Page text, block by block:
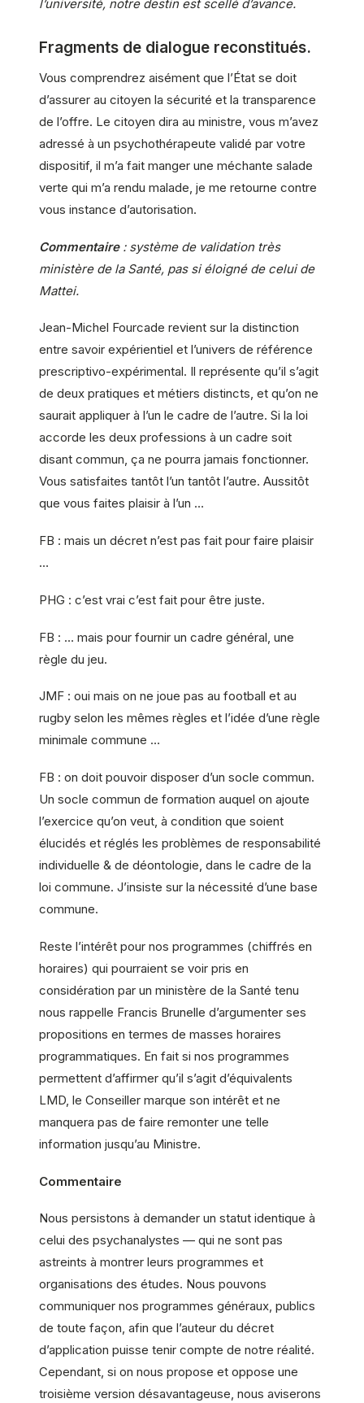
l’université, notre destin est scellé d’avance.
Fragments de dialogue reconstitués.
Vous comprendrez aisément que l’État se doit
d’assurer au citoyen la sécurité et la transparence
de l’offre. Le citoyen dira au ministre, vous m’avez
adressé à un psychothérapeute validé par votre
dispositif, il m’a fait manger une méchante salade
verte qui m’a rendu malade, je me retourne contre
vous instance d’autorisation.
Commentaire: système de validation très
ministère de la Santé, pas si éloigné de celui de
Mattei.
Jean-Michel Fourcade revient sur la distinction
entre savoir expérientiel et l’univers de référence
prescriptivo-expérimental. Il représente qu’il s’agit
de deux pratiques et métiers distincts, et qu’on ne
saurait appliquer à l’un le cadre de l’autre. Si la loi
accorde les deux professions à un cadre soit
disant commun, ça ne pourra jamais fonctionner.
Vous satisfaites tantôt l’un tantôt l’autre. Aussitôt
que vous faites plaisir à l’un …
FB : mais un décret n’est pas fait pour faire plaisir
…
PHG : c’est vrai c’est fait pour être juste.
FB : … mais pour fournir un cadre général, une
règle du jeu.
JMF : oui mais on ne joue pas au football et au
rugby selon les mêmes règles et l’idée d’une règle
minimale commune …
FB : on doit pouvoir disposer d’un socle commun.
Un socle commun de formation auquel on ajoute
l’exercice qu’on veut, à condition que soient
élucidés et réglés les problèmes de responsabilité
individuelle & de déontologie, dans le cadre de la
loi commune. J’insiste sur la nécessité d’une base
commune.
Reste l’intérêt pour nos programmes (chiffrés en
horaires) qui pourraient se voir pris en
considération par un ministère de la Santé tenu
nous rappelle Francis Brunelle d’argumenter ses
propositions en termes de masses horaires
programmatiques. En fait si nos programmes
permettent d’affirmer qu’il s’agit d’équivalents
LMD, le Conseiller marque son intérêt et ne
manquera pas de faire remonter une telle
information jusqu’au Ministre.
Commentaire
Nous persistons à demander un statut identique à
celui des psychanalystes — qui ne sont pas
astreints à montrer leurs programmes et
organisations des études. Nous pouvons
communiquer nos programmes généraux, publics
de toute façon, afin que l’auteur du décret
d’application puisse tenir compte de notre réalité.
Cependant, si on nous propose et oppose une
troisième version désavantageuse, nous aviserons